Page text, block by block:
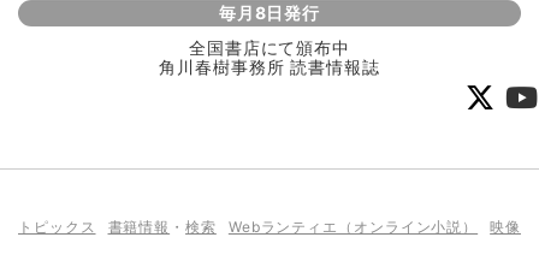
毎月8日発行
全国書店にて頒布中
角川春樹事務所 読書情報誌
トピックス 書籍情報 ・検索 Webランティエ（オンライン小説） 映像